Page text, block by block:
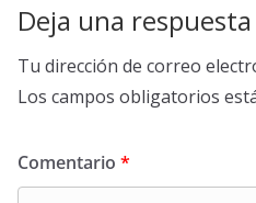
Deja una respuesta
Tu dirección de correo
Los campos obligatorios
Comentario *